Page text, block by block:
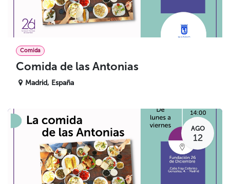
Comida
Comida de las Antonias
Madrid, España
AGO
12